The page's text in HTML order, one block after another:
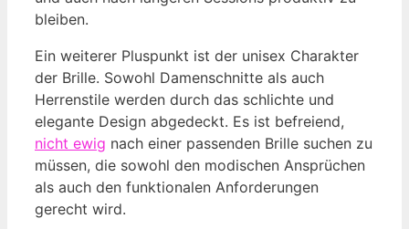
bleiben.
Ein weiterer Pluspunkt ist der unisex Charakter
der Brille. Sowohl Damenschnitte als auch
Herrenstile werden durch das schlichte und
elegante Design abgedeckt. Es ist befreiend,
nicht ewig nach einer passenden Brille suchen zu
müssen, die sowohl den modischen Ansprüchen
als auch den funktionalen Anforderungen
gerecht wird.